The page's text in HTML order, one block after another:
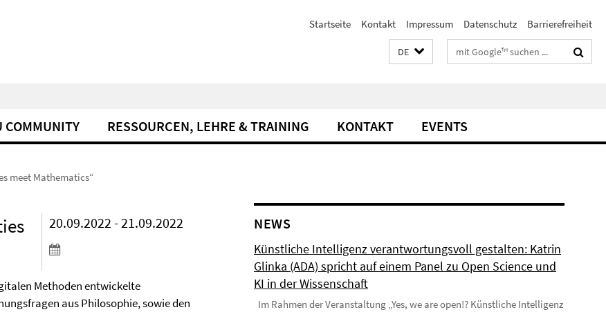
Startseite Kontakt Impressum Datenschutz Barrierefreiheit
DE Suchbegriffe
COMMUNITY RESSOURCEN, LEHRE & TRAINING KONTAKT EVENTS
meet Mathematics“
20.09.2022 - 21.09.2022
Methoden entwickelte
aus Philosophie, sowie den
NEWS
Künstliche Intelligenz verantwortungsvoll gestalten: Katrin
Glinka (ADA) spricht auf einem Panel zu Open Science und
KI in der Wissenschaft
Im Rahmen der Veranstaltung „Yes, we are open!? Künstliche Intelligenz